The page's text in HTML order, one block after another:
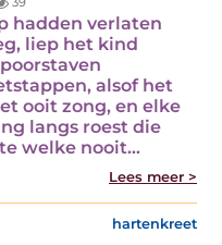
hadden verlaten
liep het kind
alsof het
ooit zong, en elke
langs roest die
welke nooit…
Lees meer >
hartenkreet